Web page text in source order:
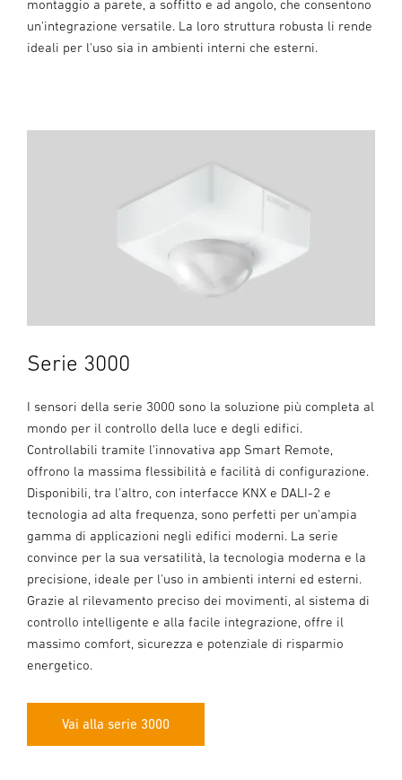
montaggio a parete, a soffitto e ad angolo, che consentono
un'integrazione versatile. La loro struttura robusta li rende
ideali per l'uso sia in ambienti interni che esterni.
Serie 3000
I sensori della serie 3000 sono la soluzione più completa al
mondo per il controllo della luce e degli edifici.
Controllabili tramite l'innovativa app Smart Remote,
offrono la massima flessibilità e facilità di configurazione.
Disponibili, tra l'altro, con interfacce KNX e DALI-2 e
tecnologia ad alta frequenza, sono perfetti per un'ampia
gamma di applicazioni negli edifici moderni. La serie
convince per la sua versatilità, la tecnologia moderna e la
precisione, ideale per l'uso in ambienti interni ed esterni.
Grazie al rilevamento preciso dei movimenti, al sistema di
controllo intelligente e alla facile integrazione, offre il
massimo comfort, sicurezza e potenziale di risparmio
energetico.
Vai alla serie 3000